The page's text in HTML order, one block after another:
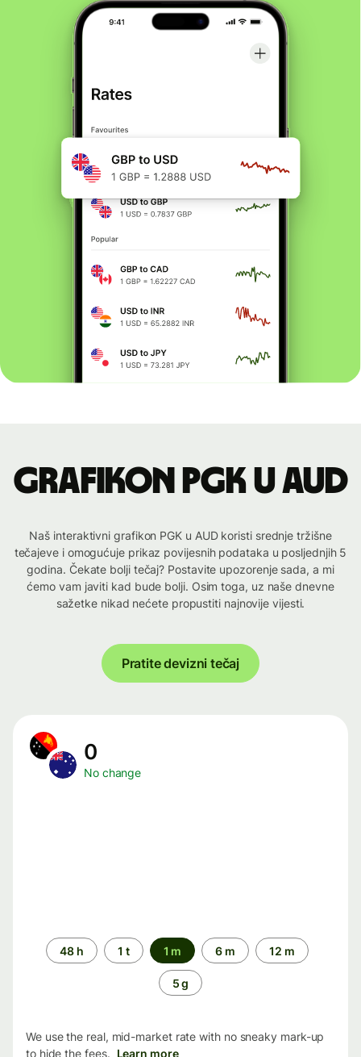
Grafikon PGK u AUD
Naš interaktivni grafikon PGK u AUD koristi srednje tržišne
tečajeve i omogućuje prikaz povijesnih podataka u posljednjih 5
godina. Čekate bolji tečaj? Postavite upozorenje sada, a mi
ćemo vam javiti kad bude bolji. Osim toga, uz naše dnevne
sažetke nikad nećete propustiti najnovije vijesti.
Pratite devizni tečaj
0
No change
Time
period
48 h 1 t 1 m 6 m 12 m
5 g
We use the real, mid-market rate with no sneaky mark-up
to hide the fees. Learn more